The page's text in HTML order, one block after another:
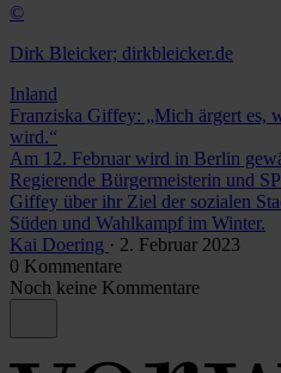
©
Dirk Bleicker; dirkbleicker.de
Inland
Franziska Giffey: „Mich ärgert es,
wird.“
Am 12. Februar wird in Berlin
Regierende Bürgermeisterin und
Giffey über ihr Ziel der sozialen
Süden und Wahlkampf im Winter.
Kai Doering · 2. Februar 2023
0 Kommentare
Noch keine Kommentare